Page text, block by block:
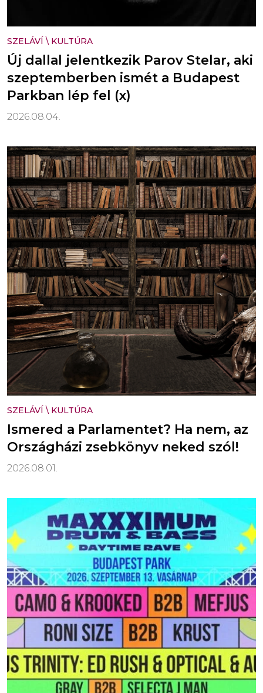
SZELÁVÍ \ KULTÚRA
Új dallal jelentkezik Parov Stelar, aki
szeptemberben ismét a Budapest
Parkban lép fel (x)
2026.08.04.
SZELÁVÍ \ KULTÚRA
Ismered a Parlamentet? Ha nem, az
Országházi zsebkönyv neked szól!
2026.08.01.